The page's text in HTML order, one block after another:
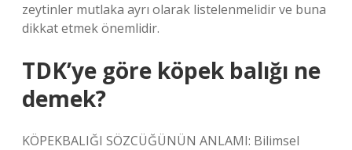
zeytinler mutlaka ayrı olarak listelenmelidir ve buna
dikkat etmek önemlidir.
TDK’ye göre köpek balığı ne
demek?
KÖPEKBALIĞI SÖZCÜĞÜNÜN ANLAMI: Bilimsel